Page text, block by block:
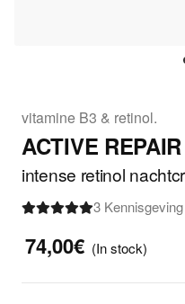
vitamine B3 & retinol.
ACTIVE REPAIR
intense retinol
3 Kennisgeving
74,00€ (In stock)